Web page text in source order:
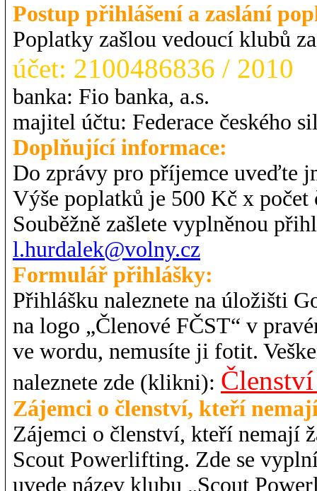
Postup přihlášení a zaslání
Poplatky zašlou vedoucí klubů
účet: 2100486836 / 2010
banka: Fio banka, a.s.
majitel účtu: Federace českého
Doplňující informace:
Do zprávy pro příjemce uveďte
Výše poplatků je 500 Kč x
Souběžně zašlete vyplněnou
l.hurdalek@volny.cz
Formulář přihlášky:
Přihlášku naleznete na úložišti
na logo „Členové FČST“ v
ve wordu, nemusíte ji fotit.
naleznete zde (klikni):
Zájemci o členství, kteří
Zájemci o členství, kteří nemají
Scout Powerlifting. Zde se
uvede název klubu „Scout